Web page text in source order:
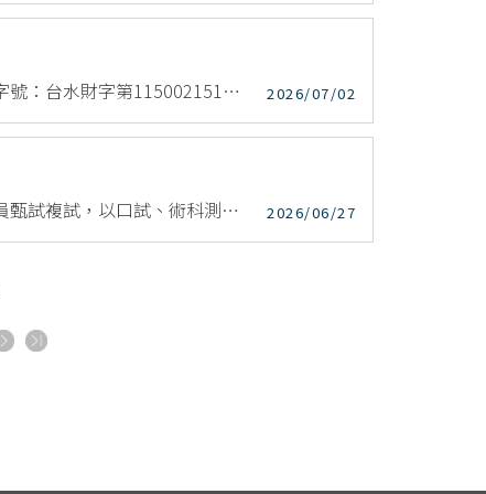
台灣自來水股份有限公司公告 發文日期：中華民國115年7月2日 發文字號：台水財字第1150021518號 主旨：台灣自來水股份有限公司115年發行新股公告。 ... 2026/07/02
台灣自來水公司今(27)日及明(28)日於台南新營舉辦115年評價職位人員甄試複試，以口試、術科測驗及體能測驗方式進行，本次甄試計2,657人報名，筆試當日實際到考2,066人，進入複試人數528人... 2026/06/27